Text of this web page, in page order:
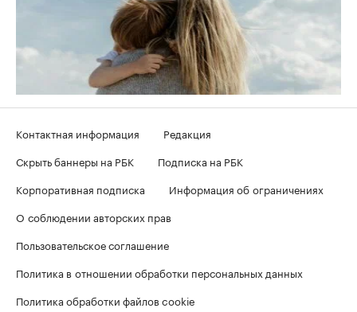
Контактная информация
Редакция
Скрыть баннеры на РБК
Подписка на РБК
Корпоративная подписка
Информация об ограничениях
О соблюдении авторских прав
Пользовательское соглашение
Политика в отношении обработки персональных данных
Политика обработки файлов cookie